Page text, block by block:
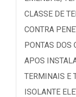
CLASSE DE
CONTRA
PONTAS DOS
APOS
TERMINAIS E
ISOLANTE